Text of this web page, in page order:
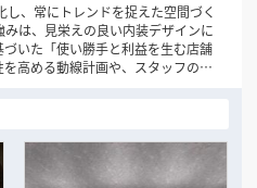
デンエクステリア。外構やファ
す。
ます。最短即日で対応します。
、常にトレンドを捉えた空間づく
は、見栄えの良い内装デザインに
いた「使い勝手と利益を生む店舗
高める動線計画や、スタッフの作
ーダーとして各部署の連携を指揮
との接客から始まり、工事概要の
の進捗・安全確認まで、プロジェ
ト力を備えております。関係各所
ケジュールと品質を厳守した店舗